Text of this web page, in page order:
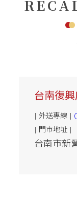
聯絡我們
台南復興
| 外送專線 |
| 門市地址 |
台南市新